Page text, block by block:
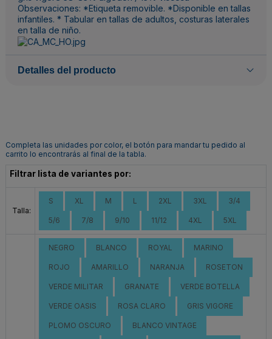
Observaciones: *Etiqueta removible. *Disponible en tallas
infantiles. * Tabular en tallas de adultos, costuras laterales
en talla de niño.
Detalles del producto
Completa las unidades por color, el botón para mandar tu pedido al
carrito lo encontrarás al final de la tabla.
Filtrar lista de variantes por:
Talla:
S XL M L 2XL 3XL 3/4
5/6 7/8 9/10 11/12 4XL 5XL
NEGRO BLANCO ROYAL MARINO
ROJO AMARILLO NARANJA ROSETON
VERDE MILITAR GRANATE VERDE BOTELLA
VERDE OASIS ROSA CLARO GRIS VIGORE
PLOMO OSCURO BLANCO VINTAGE